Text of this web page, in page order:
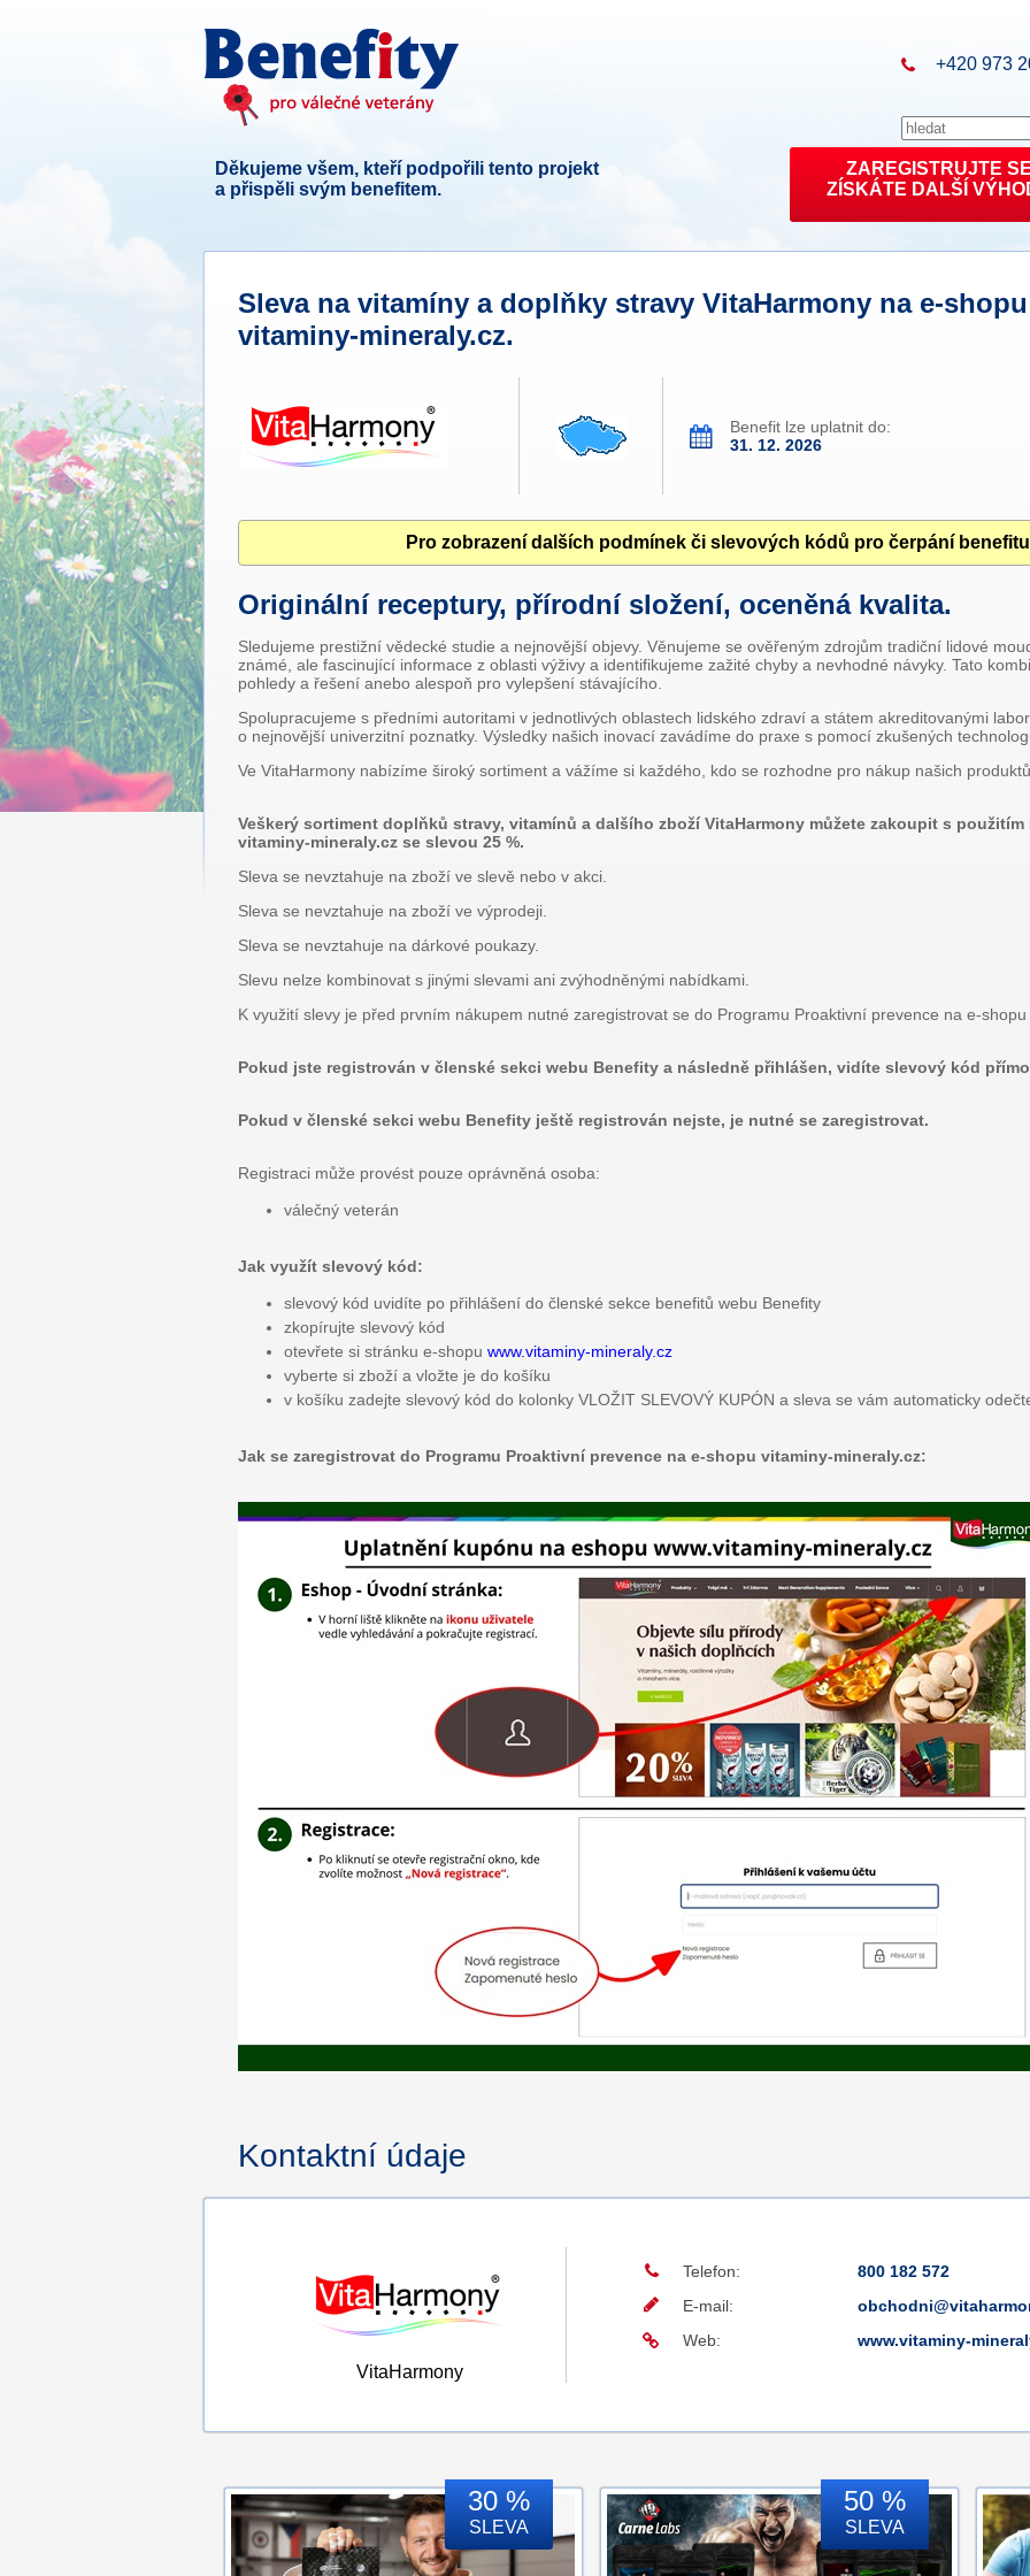
+420 973
ZAREGISTRUJTE
ZÍSKÁTE DALŠÍ
Děkujeme všem, kteří podpořili tento projekt
a přispěli svým benefitem.
Sleva na vitamíny a doplňky stravy VitaHarmony na e-shopu
vitaminy-mineraly.cz.
Benefit lze uplatnit do:
31. 12. 2026
Pro zobrazení dalších podmínek či slevových kódů pro čerpání
Originální receptury, přírodní složení, oceněná kvalita.
Sledujeme prestižní vědecké studie a nejnovější objevy. Věnujeme se ověřeným zdrojům tradiční lidové
známé, ale fascinující informace z oblasti výživy a identifikujeme zažité chyby a nevhodné návyky. Tato
pohledy a řešení anebo alespoň pro vylepšení stávajícího.
Spolupracujeme s předními autoritami v jednotlivých oblastech lidského zdraví a státem akreditovanými
o nejnovější univerzitní poznatky. Výsledky našich inovací zavádíme do praxe s pomocí zkušených
Ve VitaHarmony nabízíme široký sortiment a vážíme si každého, kdo se rozhodne pro nákup našich
Veškerý sortiment doplňků stravy, vitamínů a dalšího zboží VitaHarmony můžete zakoupit s
vitaminy-mineraly.cz se slevou 25 %.
Sleva se nevztahuje na zboží ve slevě nebo v akci.
Sleva se nevztahuje na zboží ve výprodeji.
Sleva se nevztahuje na dárkové poukazy.
Slevu nelze kombinovat s jinými slevami ani zvýhodněnými nabídkami.
K využití slevy je před prvním nákupem nutné zaregistrovat se do Programu Proaktivní prevence na e-
Pokud jste registrován v členské sekci webu Benefity a následně přihlášen, vidíte slevový kód
Pokud v členské sekci webu Benefity ještě registrován nejste, je nutné se zaregistrovat.
Registraci může provést pouze oprávněná osoba:
válečný veterán
Jak využít slevový kód:
slevový kód uvidíte po přihlášení do členské sekce benefitů webu Benefity
zkopírujte slevový kód
otevřete si stránku e-shopu www.vitaminy-mineraly.cz
vyberte si zboží a vložte je do košíku
v košíku zadejte slevový kód do kolonky VLOŽIT SLEVOVÝ KUPÓN a sleva se vám automaticky
Jak se zaregistrovat do Programu Proaktivní prevence na e-shopu vitaminy-mineraly.cz:
Kontaktní údaje
VitaHarmony
Telefon:
800 182 572
E-mail:
Web:
www.vitaminy-
30 %
SLEVA
50 %
SLEVA